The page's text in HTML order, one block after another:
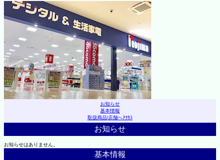
お知らせ
基本情報
取扱商品|店舗へｱｸｾｽ
お知らせ
お知らせはありません。
基本情報